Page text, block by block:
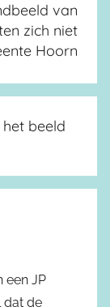
van
zich niet
Hoorn
beeld
een JP
dat de